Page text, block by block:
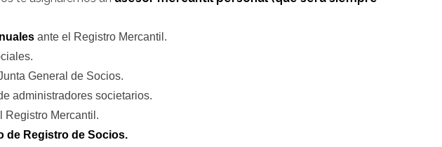
ante el Registro Mercantil.
General de Socios.
administradores societarios.
Registro Mercantil.
de Registro de Socios.